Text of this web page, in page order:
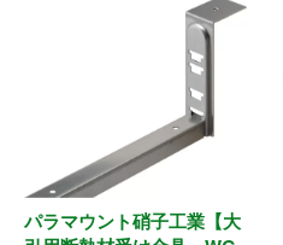
パラマウント硝子工業【大